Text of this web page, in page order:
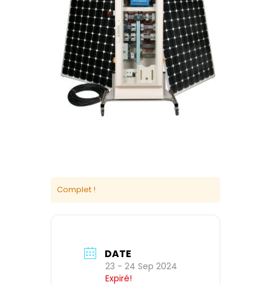
Complet !
DATE
23 - 24 Sep 2024
Expiré!